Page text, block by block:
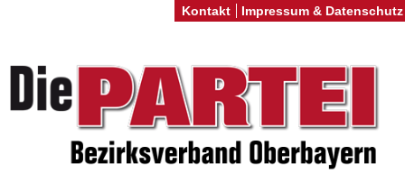
Kontakt Impressum & Datenschutz